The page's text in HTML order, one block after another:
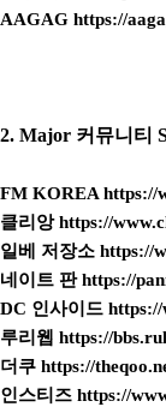
AAGAG https://
2. Major 커뮤니티
FM KOREA https://
클리앙https://
일베 저장소 https://
네이트 판https://
DC 인사이드 https://
루리웹 https://
더쿠 https://
인스티즈 https://